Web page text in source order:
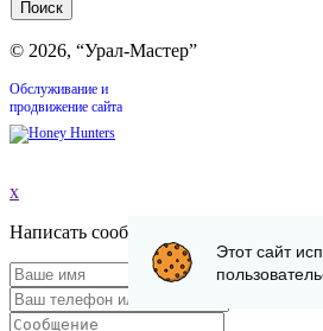
© 2026, “Урал-Мастер”
Обслуживание и
продвижение сайта
x
Написать сообщение
Этот сайт